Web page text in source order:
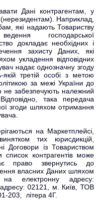
Дані контрагентам, у
Наприклад,
які надають Товариству
господарської
докладає необхідних і
захисту Даних, які
укладення відповідних
надає однозначну згоду
третій особі з метою
за межі України до
не забезпечують належний
така передача
згоди шляхом отримання
на Маркетплейсі,
тих юрисдикцій,
Договори із Товариством
контрагентів може
право звернутись до
власних Даних шляхом
на електронну адресу:
02121, м. Київ, ТОВ
203, літера 4Г.